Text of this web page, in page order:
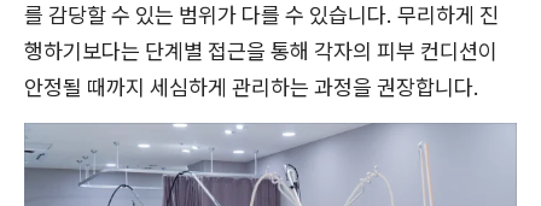
를 감당할 수 있는 범위가 다를 수 있습니다. 무리하게 진
행하기보다는 단계별 접근을 통해 각자의 피부 컨디션이
안정될 때까지 세심하게 관리하는 과정을 권장합니다.